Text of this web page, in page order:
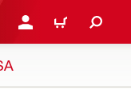
LOGGA IN ELLER
VARUKORG